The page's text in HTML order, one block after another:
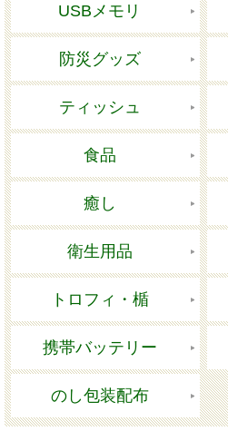
USBメモリ
防災グッズ
ティッシュ
食品
癒し
衛生用品
トロフィ・楯
携帯バッテリー
のし包装配布